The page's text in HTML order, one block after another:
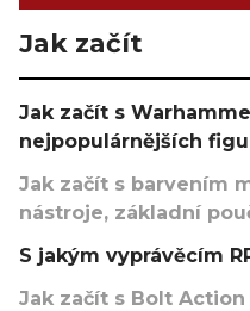
Jak začít
Jak začít s
nejpopulárnějších
Jak začít s barvením
nástroje, základní
S jakým vyprávěcím
Jak začít s Bolt